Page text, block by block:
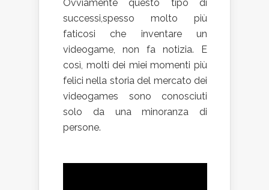
Ovviamente questo tipo di
successi,spesso molto più
faticosi che inventare un
videogame, non fa notizia. E
così, molti dei miei momenti più
felici nella storia del mercato dei
videogames sono conosciuti
solo da una minoranza di
persone.